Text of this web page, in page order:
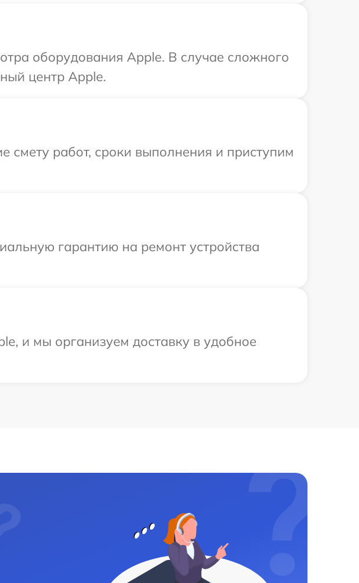
оборудования Apple. В случае сложного
центр Apple.
смету работ, сроки выполнения и приступим
гарантию на ремонт устройства
и мы организуем доставку в удобное